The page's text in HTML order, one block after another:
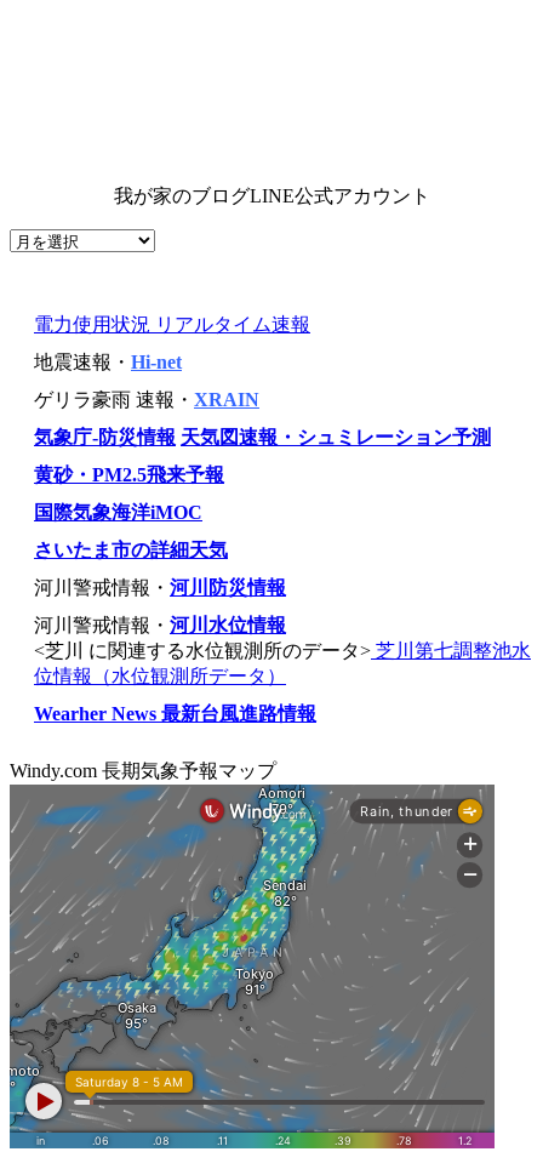
我が家のブログLINE公式アカウント
電力使用状況 リアルタイム速報
地震速報・ Hi-net
ゲリラ豪雨 速報・ XRAIN
気象庁-防災情報 天気図速報・シュミレーション予測
黄砂・PM2.5飛来予報
国際気象海洋iMOC
さいたま市の詳細天気
河川警戒情報・ 河川防災情報
河川警戒情報・ 河川水位情報
<芝川 に関連する水位観測所のデータ> 芝川第七調整池水
位情報（水位観測所データ）
Wearher News 最新台風進路情報
Windy.com 長期気象予報マップ